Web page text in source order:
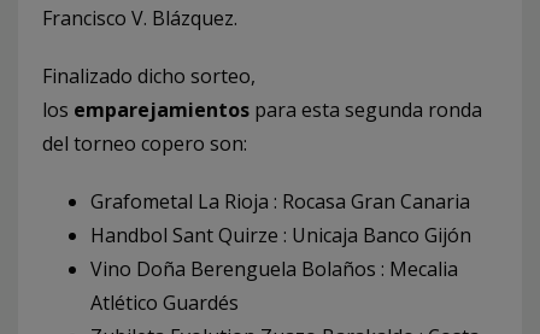
Francisco V. Blázquez.
Finalizado dicho sorteo,
los emparejamientos para esta segunda ronda
del torneo copero son:
Grafometal La Rioja : Rocasa Gran Canaria
Handbol Sant Quirze : Unicaja Banco Gijón
Vino Doña Berenguela Bolaños : Mecalia
Atlético Guardés